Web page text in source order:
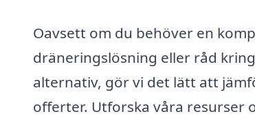
Oavsett om du behöver en
dräneringslösning eller råd
alternativ, gör vi det lätt att
offerter. Utforska våra resurser